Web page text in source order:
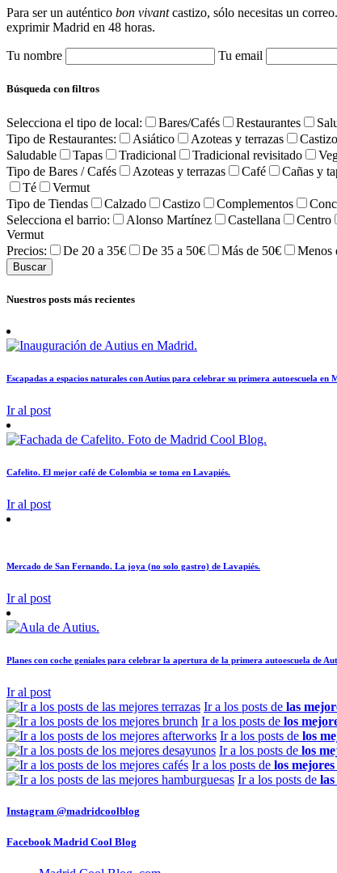
Para ser un auténtico bon vivantcastizo, sólo necesitas un
exprimir Madrid en 48 horas.
Tu nombre Tu email
Búsqueda con filtros
Selecciona el tipo de local: Bares/Cafés Restaurantes
Tipo de Restaurantes:
Asiático Azoteas y terrazas Castizo
Saludable
Tapas Tradicional Tradicional revisitado
Tipo de Bares / Cafés
Azoteas y terrazas Café Cañas y
Té
Vermut
Tipo de Tiendas
Calzado Castizo Complementos
Selecciona el barrio:
Alonso Martínez Castellana Centro
Vermut
Precios:
De 20 a 35€ De 35 a 50€ Más de 50€ Menos
Nuestros posts más recientes
Escapadas a espacios naturales con Autius para celebrar su primera autoescuela en
Ir al post
Cafelito. El mejor café de Colombia se toma en Lavapiés.
Ir al post
Mercado de San Fernando. La joya (no solo gastro) de Lavapiés.
Ir al post
Planes con coche geniales para celebrar la apertura de la primera autoescuela de
Ir al post
Ir a los posts de las
Ir a los posts de los
Ir a los posts de los
Ir a los posts de los
Ir a los posts de los mejores
Ir a los posts de
Instagram @madridcoolblog
FacebookMadrid Cool Blog